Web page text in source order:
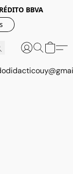
BBVA